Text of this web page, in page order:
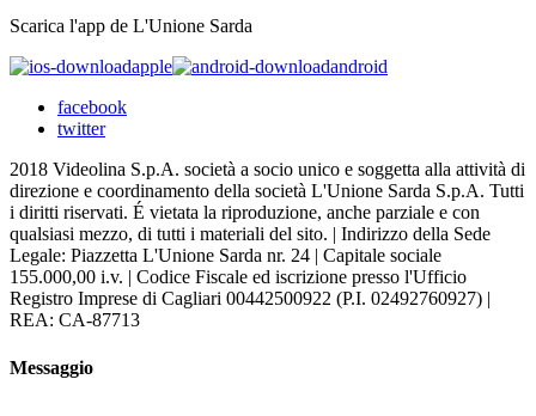
Scarica l'app de L'Unione Sarda
apple
android
facebook
twitter
2018 Videolina S.p.A. società a socio unico e soggetta alla attività di
direzione e coordinamento della società L'Unione Sarda S.p.A. Tutti
i diritti riservati. É vietata la riproduzione, anche parziale e con
qualsiasi mezzo, di tutti i materiali del sito. | Indirizzo della Sede
Legale: Piazzetta L'Unione Sarda nr. 24 | Capitale sociale
155.000,00 i.v. | Codice Fiscale ed iscrizione presso l'Ufficio
Registro Imprese di Cagliari 00442500922 (P.I. 02492760927) |
REA: CA-87713
Messaggio